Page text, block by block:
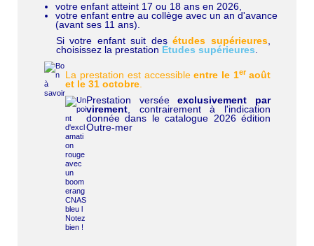
ô
votre enfant atteint 17 ou 18 ans en 2026,
votre enfant entre au collège avec un an d'avance
(avant ses 11 ans).
Si votre enfant suit desétudes supérieures,
choisissez la prestation Études supérieures.
La prestation est accessibleentre le 1er août
et le 31 octobre.
Prestation verséeexclusivement par
virement, contrairement à l'indication
donnée dans le catalogue 2026 édition
Outre-mer